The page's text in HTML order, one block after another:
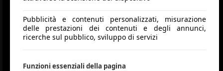
Pubblicità e contenuti personalizzati, misurazione
delle prestazioni dei contenuti e degli annunci,
ricerche sul pubblico, sviluppo di servizi
Funzioni essenziali della pagina